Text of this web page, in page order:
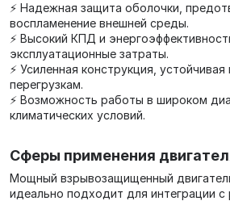
⚡ Надежная защита оболочки,
воспламенение внешней среды.
⚡ Высокий КПД и
эксплуатационные затраты.
⚡ Усиленная конструкция,
перегрузкам.
⚡ Возможность работы в широком
климатических условий.
Сферы применения
Мощный взрывозащищенный
идеально подходит для интеграции с